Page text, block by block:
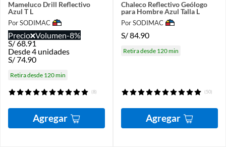
Mameluco Drill Reflectivo
Azul T L
Por SODIMAC
Precio Volumen-8%
S/68.91
Desde 4 unidades
S/74.90
Retira desde 120 min
(8)
Agregar
Chaleco Reflectivo Geólogo
para Hombre Azul Talla L
Por SODIMAC
S/84.90
Retira desde 120 min
(50)
Agregar